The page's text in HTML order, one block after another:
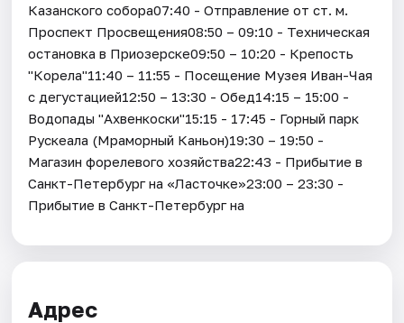
Казанского собора07:40 - Отправление от ст. м.
Проспект Просвещения08:50 – 09:10 - Техническая
остановка в Приозерске09:50 – 10:20 - Крепость
"Корела"11:40 – 11:55 - Посещение Музея Иван-Чая
с дегустацией12:50 – 13:30 - Обед14:15 – 15:00 -
Водопады "Ахвенкоски"15:15 - 17:45 - Горный парк
Рускеала (Мраморный Каньон)19:30 – 19:50 -
Магазин форелевого хозяйства22:43 - Прибытие в
Санкт-Петербург на «Ласточке»23:00 – 23:30 -
Прибытие в Санкт-Петербург на
Адрес